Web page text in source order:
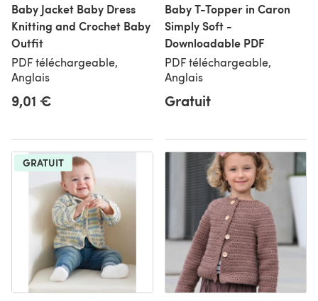
Baby Jacket Baby Dress
Knitting and Crochet Baby
Outfit
PDF téléchargeable,
Anglais
9,01 €
Baby T-Topper in Caron
Simply Soft -
Downloadable PDF
PDF téléchargeable,
Anglais
Gratuit
GRATUIT